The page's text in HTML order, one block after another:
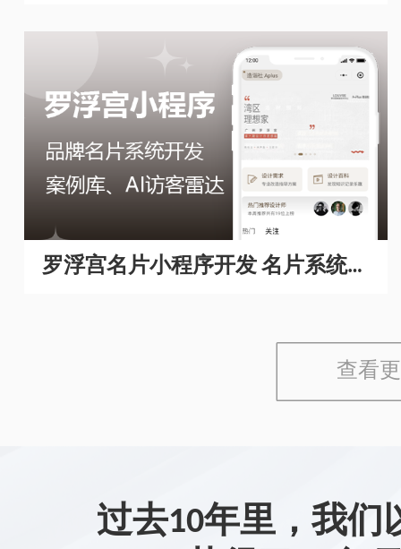
PP开发
罗浮宫名片小程序开发 名片系统开
查看
过去10年里，我们